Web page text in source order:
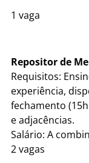
1 vaga
Repositor de
Requisitos:
experiência,
fechamento
e adjacências.
Salário: A
2 vagas